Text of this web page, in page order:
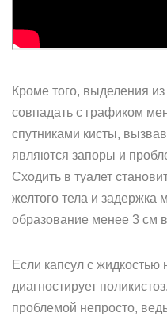
Кроме того, выделения
совпадать с графиком
спутниками кисты,
являются запоры и
Сходить в туалет
желтого тела и задержка
образование менее 3 см
Если капсул с жидкостью
диагностирует
проблемой непросто,